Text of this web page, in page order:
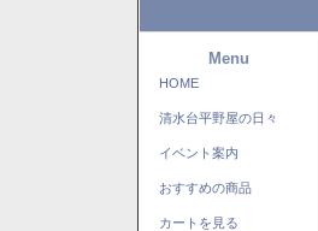
Menu
HOME
清水台平野屋の日々
イベント案内
おすすめの商品
カートを見る